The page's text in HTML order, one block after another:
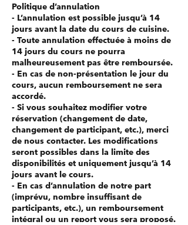
Politique d’annulation
- L’annulation est possible jusqu’à 14
jours avant la date du cours de cuisine.
- Toute annulation effectuée à moins de
14 jours du cours ne pourra
malheureusement pas être remboursée.
- En cas de non-présentation le jour du
cours, aucun remboursement ne sera
accordé.
- Si vous souhaitez modifier votre
réservation (changement de date,
changement de participant, etc.), merci
de nous contacter. Les modifications
seront possibles dans la limite des
disponibilités et uniquement jusqu’à 14
jours avant le cours.
- En cas d’annulation de notre part
(imprévu, nombre insuffisant de
participants, etc.), un remboursement
intégral ou un report vous sera proposé.